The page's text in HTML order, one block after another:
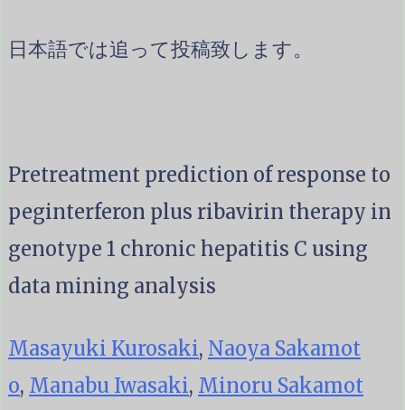
日本語では追って投稿致します。
Pretreatment prediction of response to
peginterferon plus ribavirin therapy in
genotype 1 chronic hepatitis C using
data mining analysis
Masayuki Kurosaki, Naoya Sakamot
o, Manabu Iwasaki, Minoru Sakamot